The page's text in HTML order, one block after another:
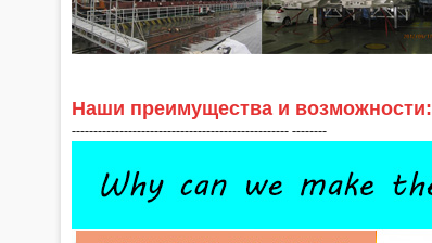
Наши преимущества и возможности:
-------------------------------------------------- --------